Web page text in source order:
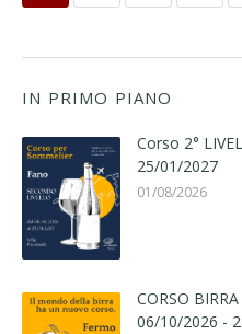
IN PRIMO PIANO
Corso 2°
25/01/2027
01/08/2026
CORSO
06/10/2026 -